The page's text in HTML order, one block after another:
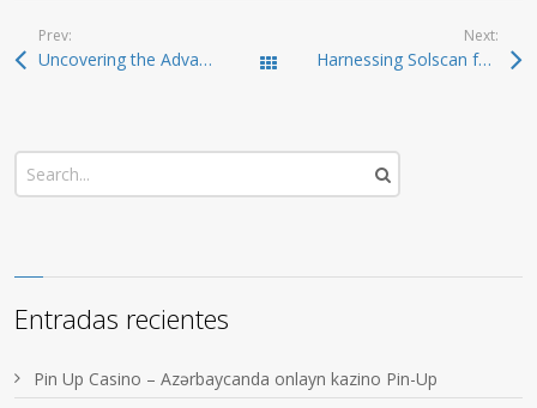
Prev:
Uncovering the Advantages of Dexscreener for Smart Traders Todas las entradas
Next:
Harnessing Solscan for Informed Cryptocurrency Decisions
Entradas recientes
Pin Up Casino – Azərbaycanda onlayn kazino Pin-Up